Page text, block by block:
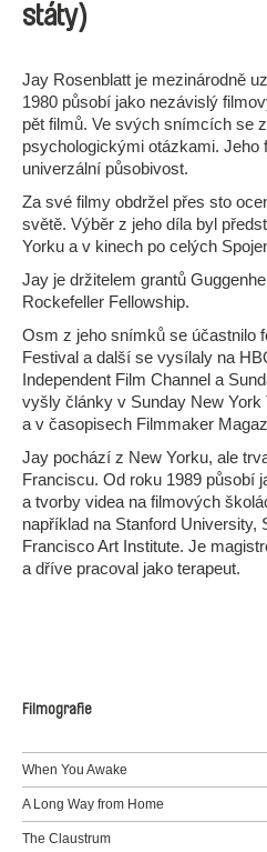
státy)
Jay Rosenblatt je mezinárodně
1980 působí jako nezávislý
pět filmů. Ve svých snímcích se
psychologickými otázkami. Jeho
univerzální působivost.
Za své filmy obdržel přes sto
světě. Výběr z jeho díla byl
Yorku a v kinech po celých
Jay je držitelem grantů
Rockefeller Fellowship.
Osm z jeho snímků se účastnilo
Festival a další se vysílaly na
Independent Film Channel a
vyšly články v Sunday New York
a v časopisech Filmmaker
Jay pochází z New Yorku, ale
Franciscu. Od roku 1989 působí
a tvorby videa na filmových
například na Stanford University,
Francisco Art Institute. Je
a dříve pracoval jako terapeut.
Filmografie
When You Awake
A Long Way from Home
The Claustrum